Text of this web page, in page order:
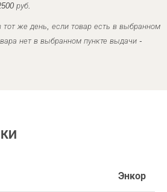
руб.
же день, если товар есть в выбранном
нет в выбранном пункте выдачи -
Энкор